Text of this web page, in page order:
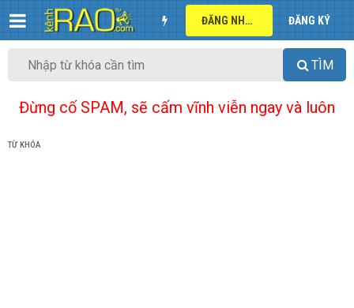
ĐĂNG NHẬP ĐĂNG KÝ
TÌM
Đừng cố SPAM, sẽ cấm vĩnh viễn ngay và luôn
TỪ KHÓA